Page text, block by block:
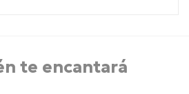
te encantará